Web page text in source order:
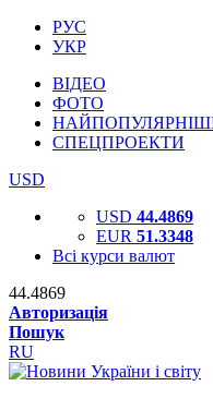
РУС
УКР
ВІДЕО
ФОТО
СПЕЦПРОЕКТИ
USD
USD 44.4869
EUR 51.3348
Всі курси валют
44.4869
Авторизація
Пошук
RU